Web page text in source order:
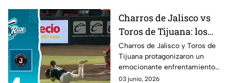
Charros de Jalisco vs
Toros de Tijuana: los
mejores momentos del
duelo en Home Run
Azteca
Charros de Jalisco y Toros de
Tijuana protagonizaron un
emocionante enfrentamiento
en la Liga Mexicana de Beisbol.
03 junio, 2026